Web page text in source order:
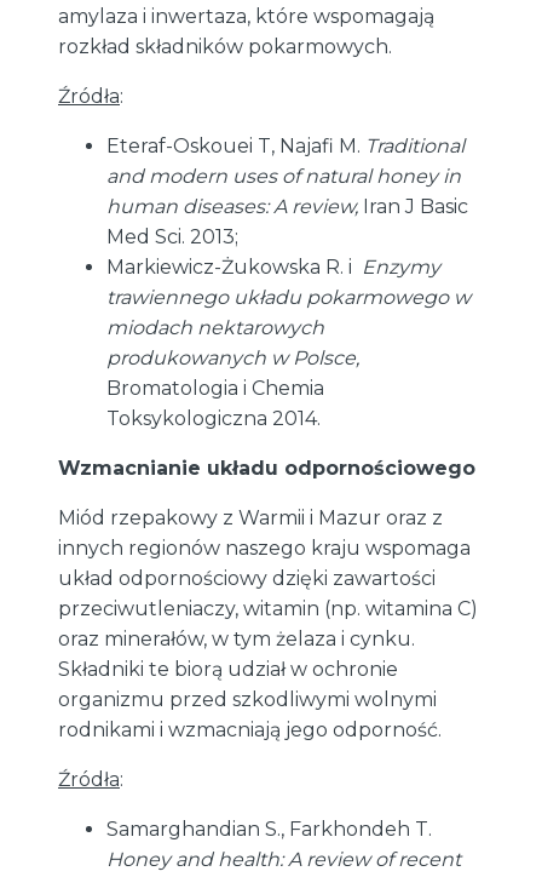
amylaza i inwertaza, które wspomagają
rozkład składników pokarmowych.
Źródła:
Eteraf-Oskouei T, Najafi M. Traditional
and modern uses of natural honey in
human diseases: A review, Iran J Basic
Med Sci. 2013;
Markiewicz-Żukowska R. i Enzymy
trawiennego układu pokarmowego w
miodach nektarowych
produkowanych w Polsce,
Bromatologia i Chemia
Toksykologiczna 2014.
Wzmacnianie układu odpornościowego
Miód rzepakowy z Warmii i Mazur oraz z
innych regionów naszego kraju wspomaga
układ odpornościowy dzięki zawartości
przeciwutleniaczy, witamin (np. witamina C)
oraz minerałów, w tym żelaza i cynku.
Składniki te biorą udział w ochronie
organizmu przed szkodliwymi wolnymi
rodnikami i wzmacniają jego odporność.
Źródła:
Samarghandian S., Farkhondeh T.
Honey and health: A review of recent